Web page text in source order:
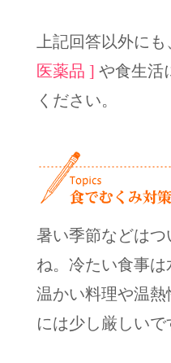
上記回答以外に
医薬品 ] や食生活
ください。
暑い季節などは
ね。冷たい食事
温かい料理や温
には少し厳しいで